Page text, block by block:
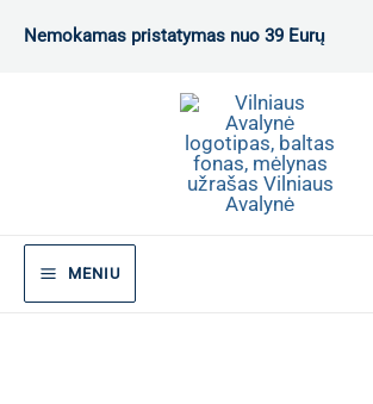
Nemokamas pristatymas nuo 39 Eurų
MENIU